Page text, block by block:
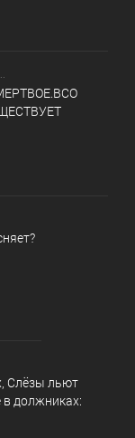
Слёзы льют
в должниках: